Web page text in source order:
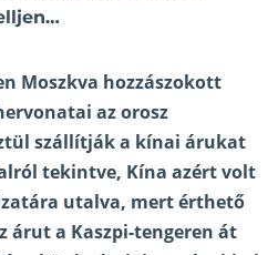
Moszkva hozzászokott
az orosz
szállítják a kínai árukat
tekintve, Kína azért volt
utalva, mert érthető
árut a Kaszpi-tengeren át